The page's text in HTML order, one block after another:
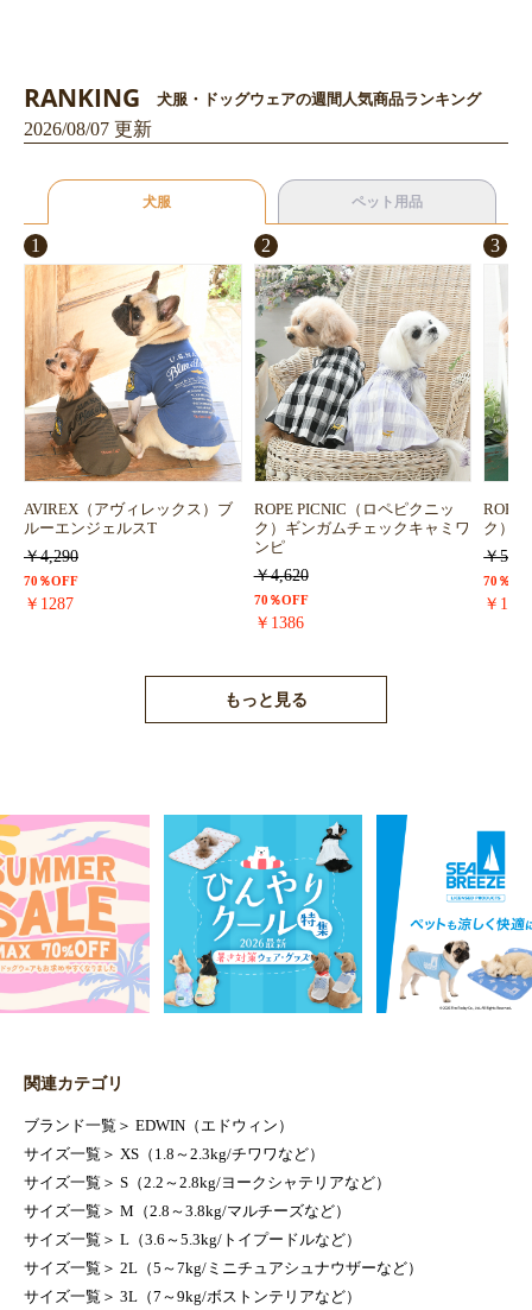
RANKING 犬服・ドッグウェアの週間人気商品ランキング
2026/08/07 更新
犬服 ペット用品
1
AVIREX（アヴィレックス）ブ
ルーエンジェルスT
￥4,290
70％OFF
￥1287
2
ROPE PICNIC（ロペピクニッ
ク）ギンガムチェックキャミワ
ンピ
￥4,620
70％OFF
￥1386
3
ROPE
ク）
￥
70％
￥
もっと見る
関連カテゴリ
ブランド一覧 ＞ EDWIN（エドウィン）
サイズ一覧 ＞ XS（1.8～2.3kg/チワワなど）
サイズ一覧 ＞ S（2.2～2.8kg/ヨークシャテリアなど）
サイズ一覧 ＞ M（2.8～3.8kg/マルチーズなど）
サイズ一覧 ＞ L（3.6～5.3kg/トイプードルなど）
サイズ一覧 ＞ 2L（5～7kg/ミニチュアシュナウザーなど）
サイズ一覧 ＞ 3L（7～9kg/ボストンテリアなど）